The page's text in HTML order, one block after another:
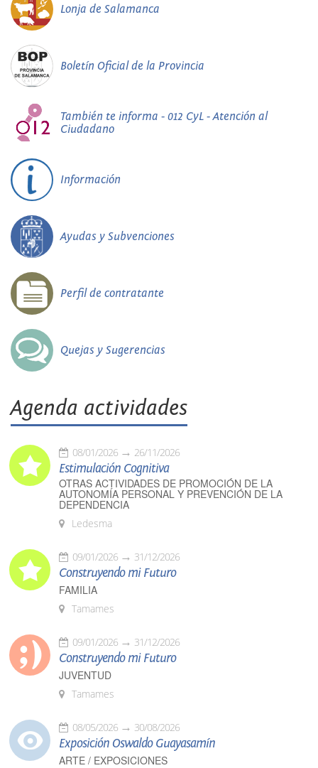
Lonja de Salamanca
Boletín Oficial de la Provincia
También te informa - 012 CyL - Atención al
Ciudadano
Información
Ayudas y Subvenciones
Perfil de contratante
Quejas y Sugerencias
Agenda actividades
08/01/2026 26/11/2026
Estimulación Cognitiva
OTRAS ACTIVIDADES DE PROMOCIÓN DE LA
AUTONOMÍA PERSONAL Y PREVENCIÓN DE LA
DEPENDENCIA
Ledesma
09/01/2026 31/12/2026
Construyendo mi Futuro
FAMILIA
Tamames
09/01/2026 31/12/2026
Construyendo mi Futuro
JUVENTUD
Tamames
08/05/2026 30/08/2026
Exposición Oswaldo Guayasamín
ARTE / EXPOSICIONES